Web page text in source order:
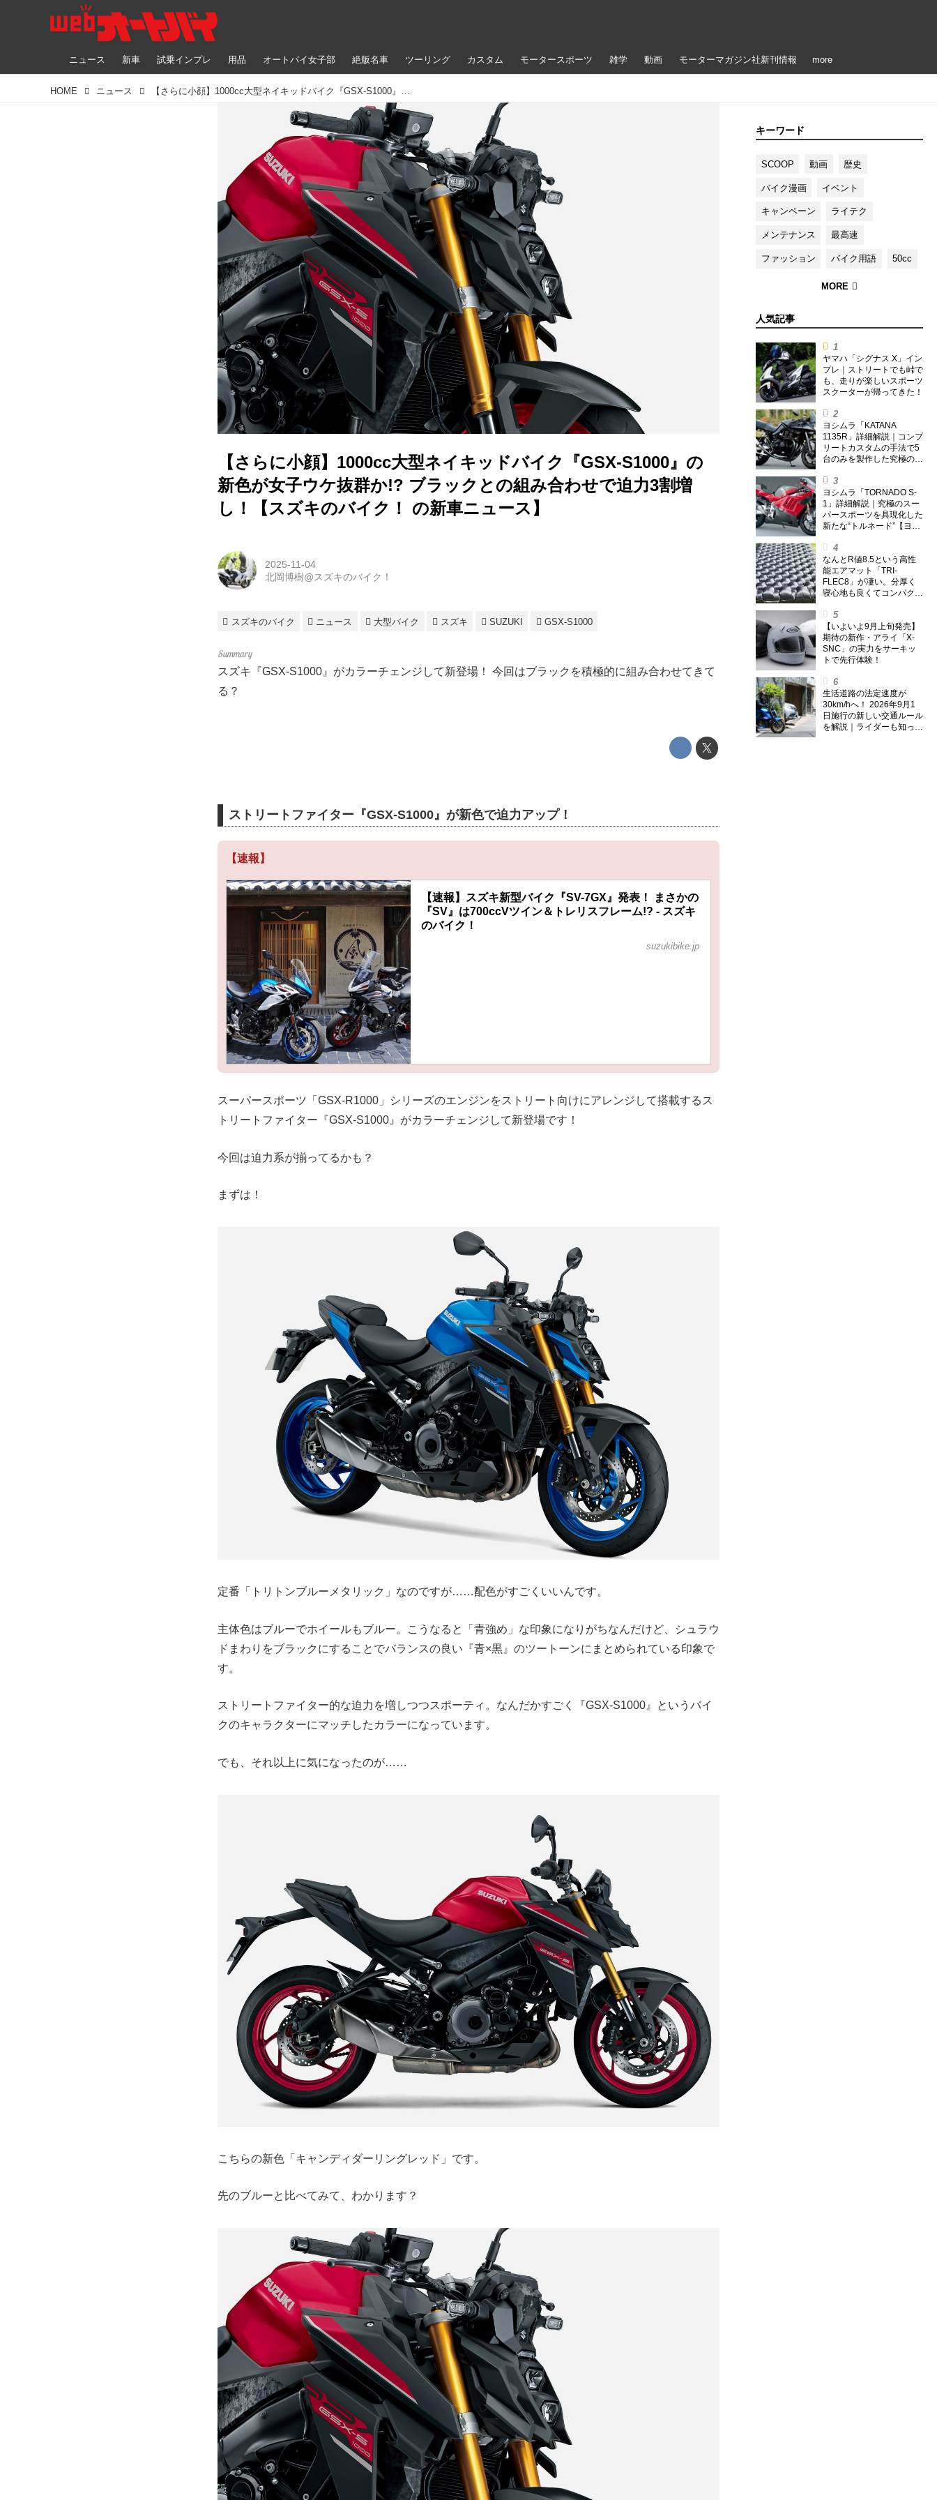
ニュース 新車 試乗インプレ 用品 オートバイ女子部 絶版名車 ツーリング カスタム モータースポーツ 雑学 動画 モーターマガジン社新刊情報 more
HOME ニュース 【さらに小顔】1000cc大型ネイキッドバイク『GSX-S1000』の新色が女子ウケ抜群か!? ブラックとの組み合わせで迫力3割増し！【スズキのバイク！ の新車ニュース】
【さらに小顔】1000cc大型ネイキッドバイク『GSX-S1000』の
新色が女子ウケ抜群か!? ブラックとの組み合わせで迫力3割増
し！【スズキのバイク！ の新車ニュース】
キーワード
SCOOP 動画 歴史
バイク漫画 イベント
キャンペーン ライテク
メンテナンス 最高速
ファッション バイク用語 50cc
人気記事
ヤマハ「シグナス X」イン
プレ｜ストリートでも峠で
も、走りが楽しいスポーツ
スクーターが帰ってきた！
ヨシムラ「KATANA
1135R」詳細解説｜コンプ
リートカスタムの手法で5
台のみを製作した究極の銘
ヨシムラ「TORNADO S-
1」詳細解説｜究極のスー
パースポーツを具現化した
新たな“トルネード”【ヨシ
なんとR値8.5という高性
能エアマット「TRI-
FLEC8」が凄い。分厚く
寝心地も良くてコンパクト
トを試してみた〈若林浩志
のスーパー・カブカブ・ダ
イアリーズ Vol.385〉
【いよいよ9月上旬発売】
期待の新作・アライ「X-
SNC」の実力をサーキッ
トで先行体験！
生活道路の法定速度が
30km/hへ！ 2026年9月1
日施行の新しい交通ルール
を解説｜ライダーも知って
2025-11-04
北岡博樹@スズキのバイク！
スズキのバイク ニュース 大型バイク スズキ SUZUKI GSX-S1000
スズキ『GSX-S1000』がカラーチェンジして新登場！ 今回はブラックを積極的に組み合わせてきて
る？
ストリートファイター『GSX-S1000』が新色で迫力アップ！
【速報】
【速報】スズキ新型バイク『SV-7GX』発表！ まさかの
『SV』は700ccVツイン＆トレリスフレーム!? - スズキ
のバイク！
suzukibike.jp
スーパースポーツ「GSX-R1000」シリーズのエンジンをストリート向けにアレンジして搭載するス
トリートファイター『GSX-S1000』がカラーチェンジして新登場です！
今回は迫力系が揃ってるかも？
まずは！
定番「トリトンブルーメタリック」なのですが……配色がすごくいいんです。
主体色はブルーでホイールもブルー。こうなると「青強め」な印象になりがちなんだけど、シュラウ
ドまわりをブラックにすることでバランスの良い『青×黒』のツートーンにまとめられている印象で
す。
ストリートファイター的な迫力を増しつつスポーティ。なんだかすごく『GSX-S1000』というバイ
クのキャラクターにマッチしたカラーになっています。
でも、それ以上に気になったのが……
こちらの新色「キャンディダーリングレッド」です。
先のブルーと比べてみて、わかります？